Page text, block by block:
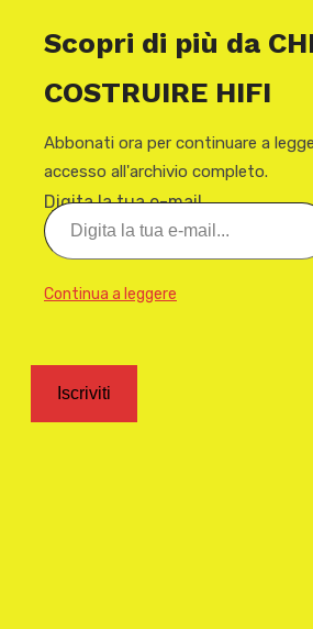
Scopri di più da
COSTRUIRE HIFI
Abbonati ora per continuare a
accesso all'archivio completo.
Digita la tua e-mail...
Continua a leggere
Iscriviti